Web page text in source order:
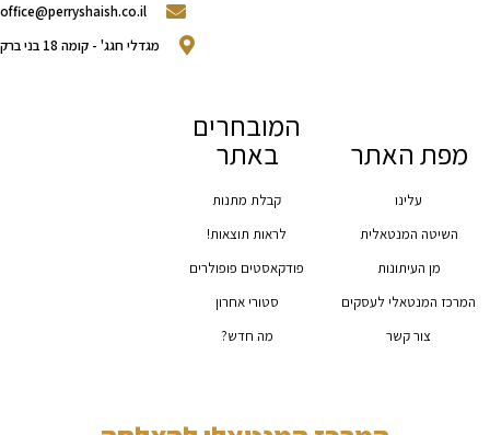
office@perryshaish.co.il
מגדלי חגג' - קומה 18 בני ברק
מפת האתר
עלינו
השיטה המנטאלית
מן העיתונות
המרכז המנטאלי לעסקים
צור קשר
המובחרים
באתר
קבלת מתנות
לראות תוצאות!
פודקאסטים פופולרים
סטורי אחרון
מה חדש?